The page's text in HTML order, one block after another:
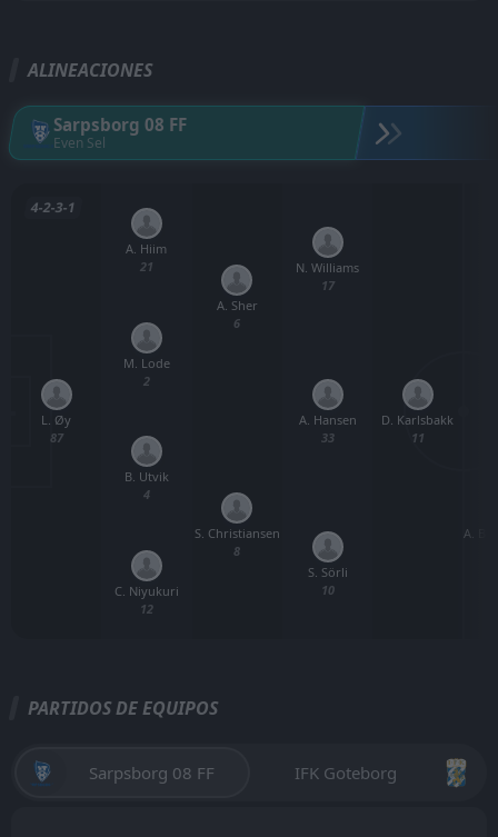
ALINEACIONES
Sarpsborg 08 FF
Even Sel
4-2-3-1
L. Øy
87
C. Niyukuri
12
B. Utvik
4
M. Lode
2
A. Hiim
21
S. Christiansen
8
A. Sher
6
S. Sörli
10
A. Hansen
33
N. Williams
17
D. Karlsbakk
11
A.
PARTIDOS DE EQUIPOS
Sarpsborg 08 FF IFK Goteborg